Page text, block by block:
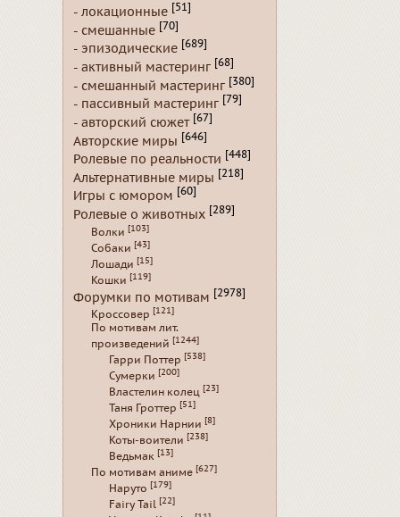
- локационные [51]
- смешанные [70]
- эпизодические [689]
- активный мастеринг [68]
- смешанный мастеринг [380]
- пассивный мастеринг [79]
- авторский сюжет [67]
Авторские миры [646]
Ролевые по реальности [448]
Альтернативные миры [218]
Игры с юмором [60]
Ролевые о животных [289]
Волки [103]
Собаки [43]
Лошади [15]
Кошки [119]
Форумки по мотивам [2978]
Кроссовер [121]
По мотивам лит.
произведений [1244]
Гарри Поттер [538]
Сумерки [200]
Властелин колец [23]
Таня Гроттер [51]
Хроники Нарнии [8]
Коты-воители [238]
Ведьмак [13]
По мотивам аниме [627]
Наруто [179]
Fairy Tail [22]